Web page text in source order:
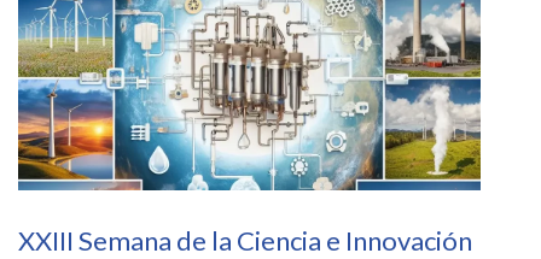
XXIII Semana de la Ciencia e Innovación